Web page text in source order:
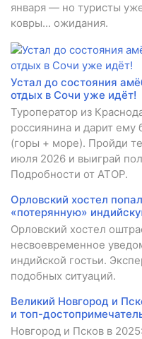
января — но туристы
ковры... ожидания.
Устал до состояния
отдых в Сочи уже идёт!
Туроператор из
россиянина и дарит ему
(горы + море). Пройди
июля 2026 и выиграй
Подробности от АТОР.
Орловский хостел
«потерянную»
Орловский хостел
несвоевременное
индийской гостьи.
подобных ситуаций.
Великий Новгород и
и топ-
Новгород и Псков в